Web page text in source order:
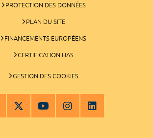
PROTECTION DES DONNÉES
PLAN DU SITE
FINANCEMENTS EUROPÉENS
CERTIFICATION HAS
GESTION DES COOKIES